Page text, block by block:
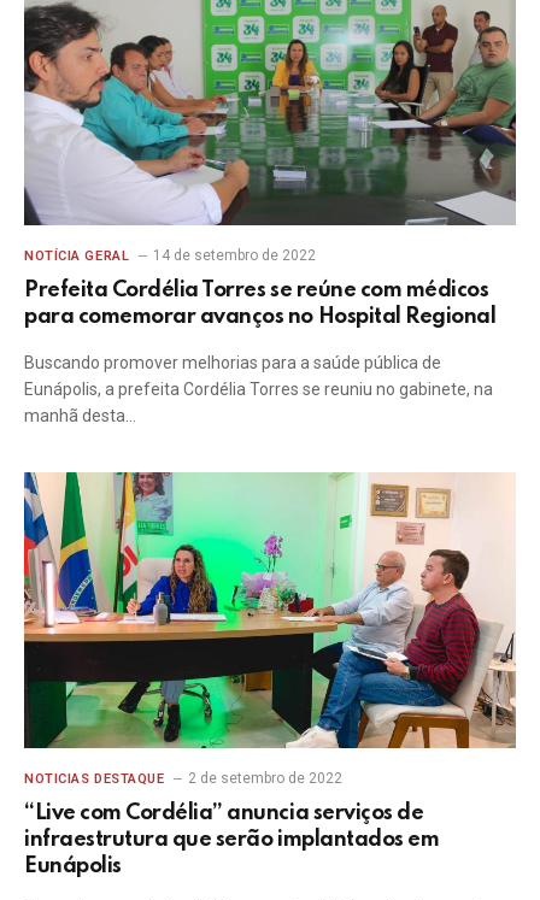
NOTÍCIA GERAL 14 de setembro de 2022
Prefeita Cordélia Torres se reúne com médicos
para comemorar avanços no Hospital Regional
Buscando promover melhorias para a saúde pública de
Eunápolis, a prefeita Cordélia Torres se reuniu no gabinete, na
manhã desta…
NOTICIAS DESTAQUE 2 de setembro de 2022
“Live com Cordélia” anuncia serviços de
infraestrutura que serão implantados em
Eunápolis